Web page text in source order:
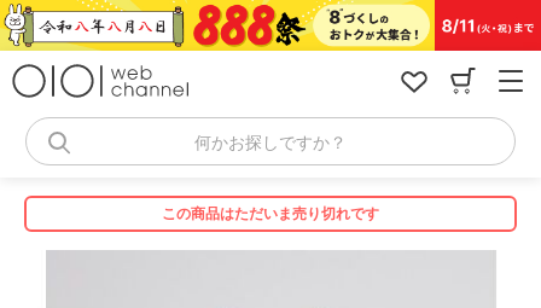
コ
ン
何かお探しですか？
この商品はただいま売り切れです